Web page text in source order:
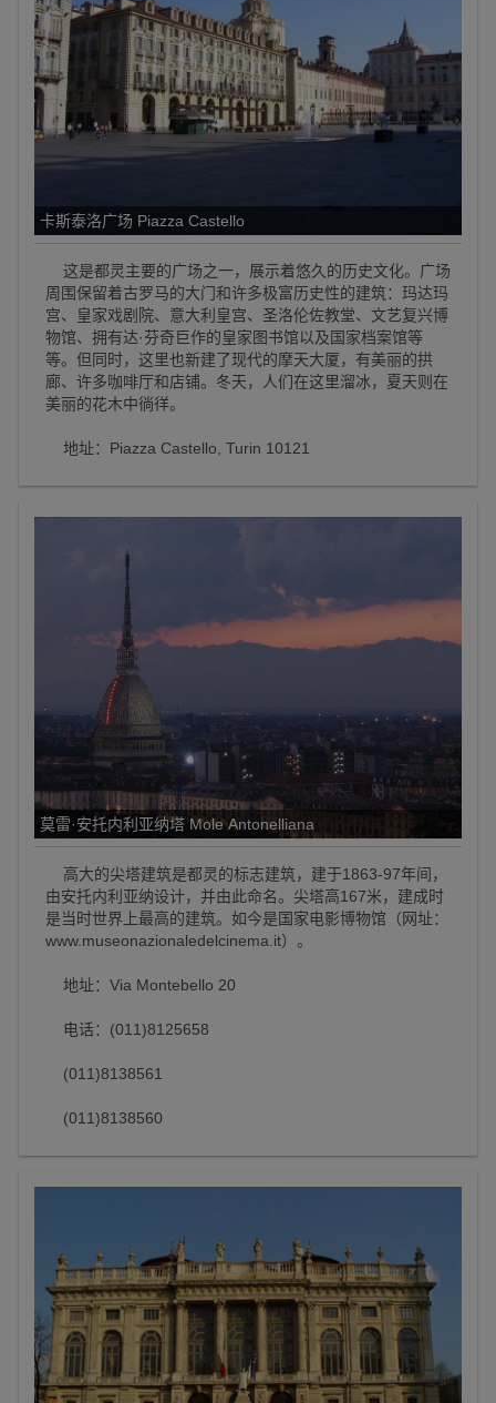
卡斯泰洛广场 Piazza Castello
这是都灵主要的广场之一，展示着悠久的历史文化。广场
周围保留着古罗马的大门和许多极富历史性的建筑：玛达玛
宫、皇家戏剧院、意大利皇宫、圣洛伦佐教堂、文艺复兴博
物馆、拥有达·芬奇巨作的皇家图书馆以及国家档案馆等
等。但同时，这里也新建了现代的摩天大厦，有美丽的拱
廊、许多咖啡厅和店铺。冬天，人们在这里溜冰，夏天则在
美丽的花木中徜徉。
地址：Piazza Castello, Turin 10121
莫雷·安托内利亚纳塔 Mole Antonelliana
高大的尖塔建筑是都灵的标志建筑，建于1863-97年间，
由安托内利亚纳设计，并由此命名。尖塔高167米，建成时
是当时世界上最高的建筑。如今是国家电影博物馆（网址：
www.museonazionaledelcinema.it）。
地址：Via Montebello 20
电话：(011)8125658
(011)8138561
(011)8138560